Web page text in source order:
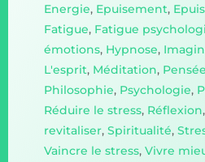
Energie, Epuisement,
Fatigue, Fatigue
émotions, Hypnose,
L'esprit, Méditation,
Philosophie, Psychologie,
Réduire le stress, Réflexion,
revitaliser, Spiritualité,
Vaincre le stress, Vivre